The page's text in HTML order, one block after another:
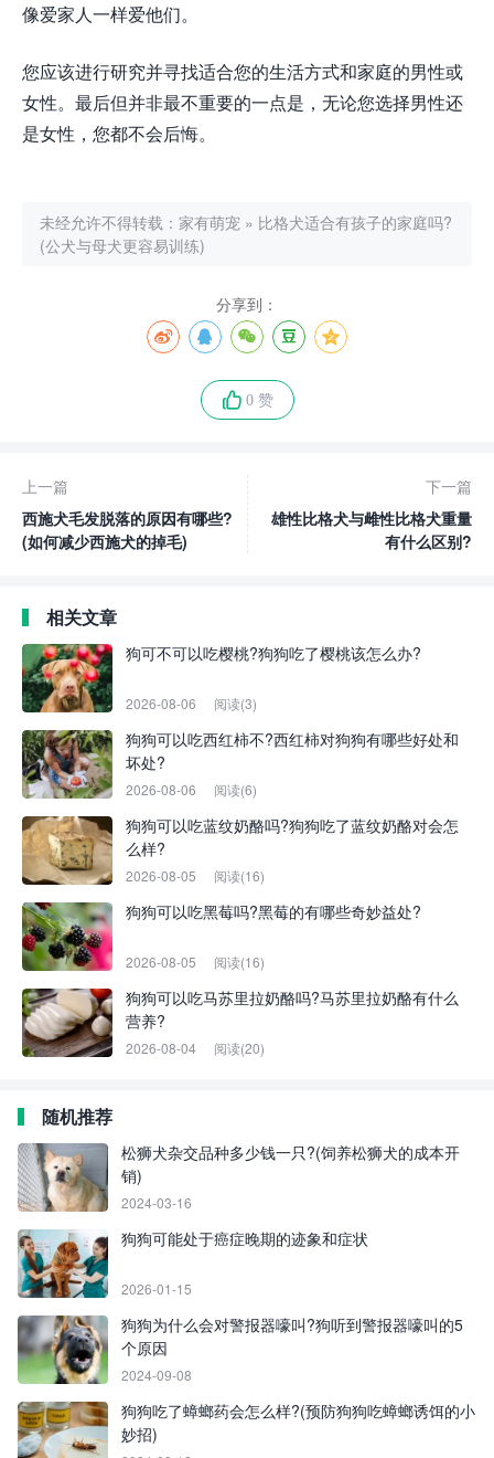
像爱家人一样爱他们。
您应该进行研究并寻找适合您的生活方式和家庭的男性或
女性。最后但并非最不重要的一点是，无论您选择男性还
是女性，您都不会后悔。
未经允许不得转载： 家有萌宠 » 比格犬适合有孩子的家庭吗?
(公犬与母犬更容易训练)
分享到：
0 赞
上一篇
西施犬毛发脱落的原因有哪些?
(如何减少西施犬的掉毛)
下一篇
雄性比格犬与雌性比格犬重量
有什么区别?
相关文章
狗可不可以吃樱桃?狗狗吃了樱桃该怎么办?
2026-08-06 阅读(3)
狗狗可以吃西红柿不?西红柿对狗狗有哪些好处和
坏处?
2026-08-06 阅读(6)
狗狗可以吃蓝纹奶酪吗?狗狗吃了蓝纹奶酪对会怎
么样?
2026-08-05 阅读(16)
狗狗可以吃黑莓吗?黑莓的有哪些奇妙益处?
2026-08-05 阅读(16)
狗狗可以吃马苏里拉奶酪吗?马苏里拉奶酪有什么
营养?
2026-08-04 阅读(20)
随机推荐
松狮犬杂交品种多少钱一只?(饲养松狮犬的成本开
销)
2024-03-16
狗狗可能处于癌症晚期的迹象和症状
2026-01-15
狗狗为什么会对警报器嚎叫?狗听到警报器嚎叫的5
个原因
2024-09-08
狗狗吃了蟑螂药会怎么样?(预防狗狗吃蟑螂诱饵的小
妙招)